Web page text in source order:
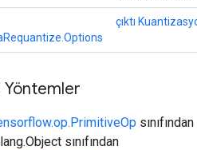
çıktı
Yöntemler
sınıfından
sınıfından